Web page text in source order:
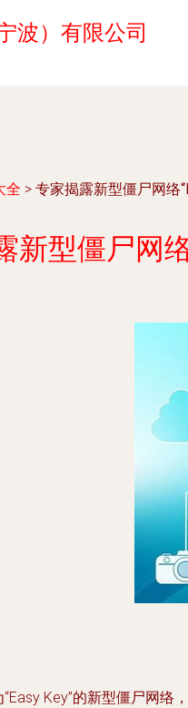
波）有限公司
全 > 专家揭露新型僵尸网络
新型僵尸网
Key”的新型僵尸网